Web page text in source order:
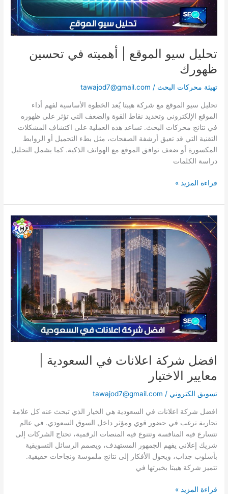
تحليل سيو الموقع | أهميته في تحسين
ظهورك
تهيئة محركات البحث /
tawajod7@gmail.com
تحليل سيو الموقع مع شركة هيبتا يُعد الخطوة الأساسية لفهم أداء
الموقع الإلكتروني وتحديد نقاط القوة والضعف التي تؤثر على ظهوره
في نتائج محركات البحث. تساعد هذه العملية على اكتشاف المشكلات
التقنية التي قد تعيق أرشفة الصفحات، مثل بطء التحميل أو الروابط
المكسورة أو ضعف توافق الموقع مع الهواتف الذكية. كما يشمل التحليل
دراسة الكلمات
قراءة المزيد »
افضل شركة اعلانات في السعودية |
معايير الاختيار
تسويق الكتروني /
tawajod7@gmail.com
افضل شركة اعلانات في السعودية هي الخيار الذي تبحث عنه كل علامة
تجارية ترغب في حضور قوي ومؤثر داخل السوق السعودي. في عالم
تتسارع فيه المنافسة وتتنوع فيه المنصات الرقمية، تحتاج الشركات إلى
شريك إعلاني يفهم الجمهور المستهدف، ويصمم الرسائل التسويقية
بأسلوب جذاب، ويحول الأفكار إلى نتائج ملموسة ونجاحات حقيقية.
تتميز شركة هيبتا بخبرتها في
افضل
شركة
اعلانات
في
السعودية
|
معايير
الاختيار
قراءة المزيد »